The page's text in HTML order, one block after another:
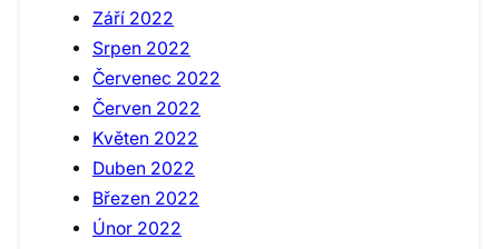
Září 2022
Srpen 2022
Červenec 2022
Červen 2022
Květen 2022
Duben 2022
Březen 2022
Únor 2022